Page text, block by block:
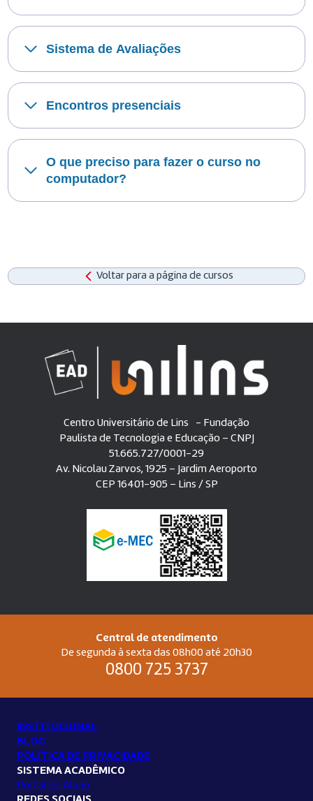
Sistema de Avaliações
Encontros presenciais
O que preciso para fazer o curso no
computador?
Voltar para a página de cursos
Centro Universitário de Lins - Fundação
Paulista de Tecnologia e Educação – CNPJ
51.665.727/0001-29
Av. Nicolau Zarvos, 1925 – Jardim Aeroporto
CEP 16401-905 – Lins / SP
Central de atendimento
De segunda à sexta das 08h00 até 20h30
0800 725 3737
INSTITUCIONAL
BLOG
POLÍTICA DE PRIVACIDADE
SISTEMA ACADÊMICO
Portal do Aluno